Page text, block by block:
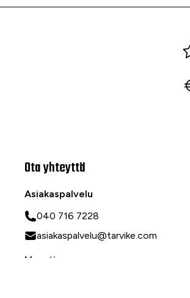
Ota yhteyttä
Asiakaspalvelu
040 716 7228
asiakaspalvelu@tarvike.com
Myynti